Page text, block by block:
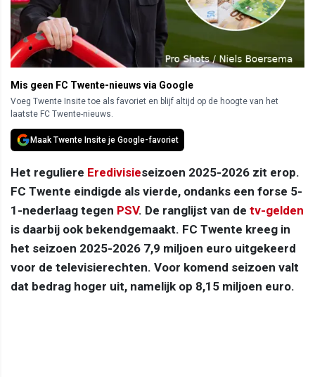
Mis geen FC Twente-nieuws via Google
Voeg Twente Insite toe als favoriet en blijf altijd op de hoogte van het
laatste FC Twente-nieuws.
Maak Twente Insite je Google-favoriet
Het reguliere Eredivisieseizoen 2025-2026 zit erop.
FC Twente eindigde als vierde, ondanks een forse 5-
1-nederlaag tegen PSV. De ranglijst van de tv-gelden
is daarbij ook bekendgemaakt. FC Twente kreeg in
het seizoen 2025-2026 7,9 miljoen euro uitgekeerd
voor de televisierechten. Voor komend seizoen valt
dat bedrag hoger uit, namelijk op 8,15 miljoen euro.